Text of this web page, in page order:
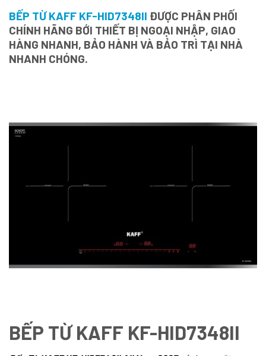
BẾP TỪ KAFF KF-HID7348II ĐƯỢC PHÂN PHỐI
CHÍNH HÃNG BỚI THIẾT BỊ NGOẠI NHẬP, GIAO
HÀNG NHANH, BẢO HÀNH VÀ BẢO TRÌ TẠI NHÀ
NHANH CHÓNG.
BẾP TỪ KAFF KF-HID7348II